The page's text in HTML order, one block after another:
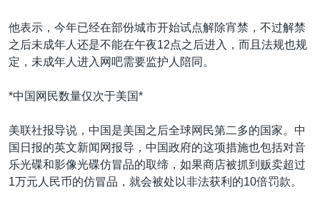
他表示，今年已经在部份城市开始试点解除宵禁，不过解禁
之后未成年人还是不能在午夜12点之后进入，而且法规也规
定，未成年人进入网吧需要监护人陪同。
*中国网民数量仅次于美国*
美联社报导说，中国是美国之后全球网民第二多的国家。中
国日报的英文新闻网报导，中国政府的这项措施也包括对音
乐光碟和影像光碟仿冒品的取缔，如果商店被抓到贩卖超过
1万元人民币的仿冒品，就会被处以非法获利的10倍罚款。